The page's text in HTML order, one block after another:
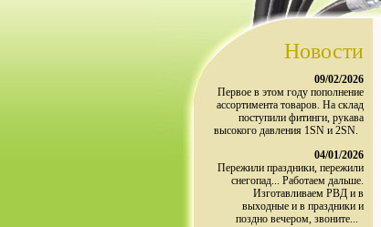
Новости
09/02/2026
Первое в этом году пополнение
ассортимента товаров. На склад
поступили фитинги, рукава
высокого давления 1SN и 2SN.
04/01/2026
Пережили праздники, пережили
снегопад... Работаем дальше.
Изготавливаем РВД и в
выходные и в праздники и
поздно вечером, звоните...